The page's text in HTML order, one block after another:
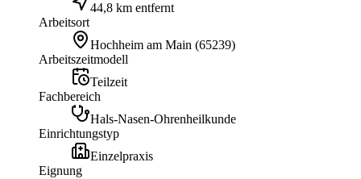
44,8 km entfernt
Arbeitsort
Hochheim am Main (65239)
Arbeitszeitmodell
Teilzeit
Fachbereich
Hals-Nasen-Ohrenheilkunde
Einrichtungstyp
Einzelpraxis
Eignung